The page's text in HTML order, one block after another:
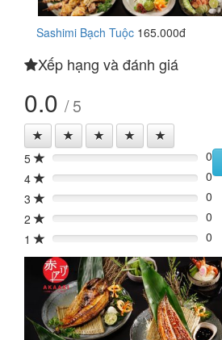
Sashimi Bạch Tuộc 165.000đ
Xếp hạng và đánh giá
0.0 / 5
5 0%
0
4
0%
0
3
0%
0
2
0%
0
1
0% 0